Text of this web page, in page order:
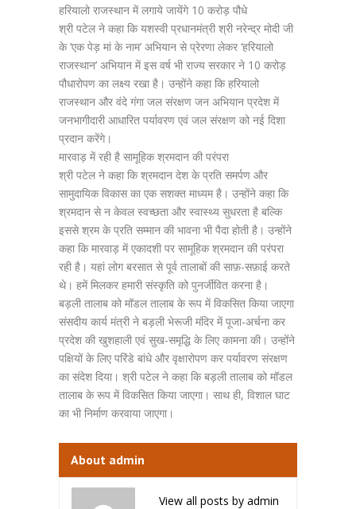
हरियालो राजस्थान में लगाये जायेंगे 10 करोड़ पौधे
श्री पटेल ने कहा कि यशस्वी प्रधानमंत्री श्री नरेन्द्र मोदी जी
के ‘एक पेड़ मां के नाम’ अभियान से प्रेरणा लेकर ‘हरियालो
राजस्थान’ अभियान में इस वर्ष भी राज्य सरकार ने 10 करोड़
पौधारोपण का लक्ष्य रखा है। उन्होंने कहा कि हरियालो
राजस्थान और वंदे गंगा जल संरक्षण जन अभियान प्रदेश में
जनभागीदारी आधारित पर्यावरण एवं जल संरक्षण को नई दिशा
प्रदान करेंगे।
मारवाड़ में रही है सामूहिक श्रमदान की परंपरा
श्री पटेल ने कहा कि श्रमदान देश के प्रति समर्पण और
सामुदायिक विकास का एक सशक्त माध्यम है। उन्होंने कहा कि
श्रमदान से न केवल स्वच्छता और स्वास्थ्य सुधरता है बल्कि
इससे श्रम के प्रति सम्मान की भावना भी पैदा होती है। उन्होंने
कहा कि मारवाड़ में एकादशी पर सामूहिक श्रमदान की परंपरा
रही है। यहां लोग बरसात से पूर्व तालाबों की साफ़-सफ़ाई करते
थे। हमें मिलकर हमारी संस्कृति को पुनर्जीवित करना है।
बड़ली तालाब को मॉडल तालाब के रूप में विकसित किया जाएगा
संसदीय कार्य मंत्री ने बड़ली भेरूजी मंदिर में पूजा-अर्चना कर
प्रदेश की खुशहाली एवं सुख-समृद्धि के लिए कामना की। उन्होंने
पक्षियों के लिए परिंडे बांधे और वृक्षारोपण कर पर्यावरण संरक्षण
का संदेश दिया। श्री पटेल ने कहा कि बड़ली तालाब को मॉडल
तालाब के रूप में विकसित किया जाएगा। साथ ही, विशाल घाट
का भी निर्माण करवाया जाएगा।
About admin
View all posts by admin